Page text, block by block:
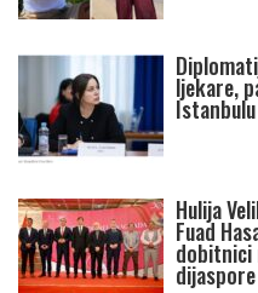
ljekare,
Istanbulu
Hulija
Fuad
dobitnici
dijaspore